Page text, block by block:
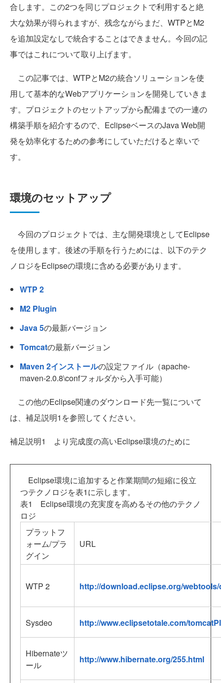
合します。この2つを同じプロジェクトで利用すると絶
大な効果が得られますが、残念ながらまだ、WTPとM2
を追加設定なしで統合することはできません。今回の記
事ではこれについて取り上げます。
この記事では、WTPとM2の統合ソリューションを使
用して基本的なWebアプリケーションを開発していきま
す。プロジェクトのセットアップから配備までの一連の
構築手順を紹介するので、EclipseベースのJava Web開
発を効率化するための参考にしていただけると幸いで
す。
環境のセットアップ
今回のプロジェクトでは、主な開発環境としてEclipse
を使用します。後述の手順を行うためには、以下のテク
ノロジをEclipseの環境に含める必要があります。
WTP 2
M2 Plugin
Java 5の最新バージョン
Tomcatの最新バージョン
Maven 2インストールの設定ファイル（apache-
maven-2.0.8\confフォルダから入手可能）
この他のEclipse関連のダウンロード先一覧について
は、補足説明1を参照してください。
補足説明1 より完成度の高いEclipse環境のために
Eclipse環境に追加すると作業期間の短縮に役立
つテクノロジを表1に示します。
表1 Eclipse環境の充実度を高めるその他のテクノ
ロジ
プラットフ
ォーム/プラ
グイン
URL
WTP 2 http://download.eclipse.org/
Sysdeo http://www.eclipsetotale.com/
Hibernateツ
ール
http://www.hibernate.org/255.html